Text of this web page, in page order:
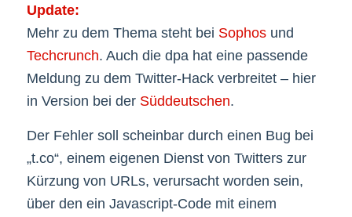
Update:
Mehr zu dem Thema steht bei Sophosund
Techcrunch. Auch die dpa hat eine passende
Meldung zu dem Twitter-Hack verbreitet – hier
in Version bei der Süddeutschen.
Der Fehler soll scheinbar durch einen Bug bei
„t.co“, einem eigenen Dienst von Twitters zur
Kürzung von URLs, verursacht worden sein,
über den ein Javascript-Code mit einem